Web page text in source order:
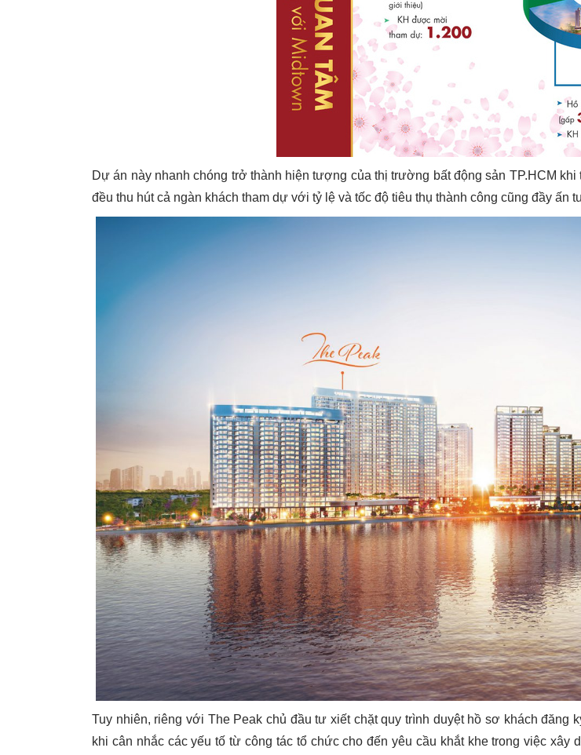
Dự án này nhanh chóng trở thành hiện tượng của thị trường bất động sản TP.HCM
đều thu hút cả ngàn khách tham dự với tỷ lệ và tốc độ tiêu thụ thành công cũng đầy ấn
Tuy nhiên, riêng với The Peak chủ đầu tư xiết chặt quy trình duyệt hồ sơ khách đăng
khi cân nhắc các yếu tố từ công tác tổ chức cho đến yêu cầu khắt khe trong việc